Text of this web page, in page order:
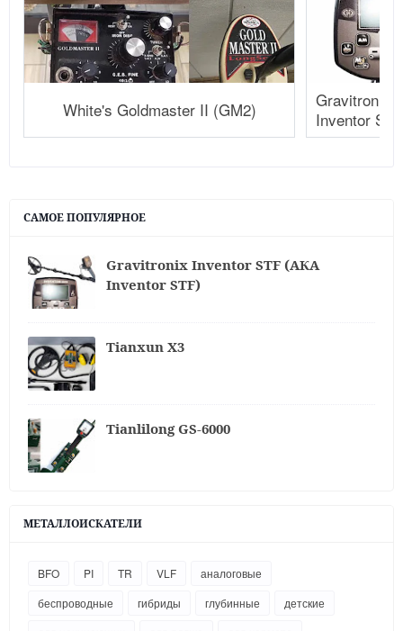
White's Goldmaster II (GM2)
Gravitronix
Inventor
САМОЕ ПОПУЛЯРНОЕ
Gravitronix Inventor STF (АКА
Inventor STF)
Tianxun X3
Tianlilong GS-6000
МЕТАЛЛОИСКАТЕЛИ
BFO PI TR VLF
аналоговые
беспроводные
гибриды глубинные
детские